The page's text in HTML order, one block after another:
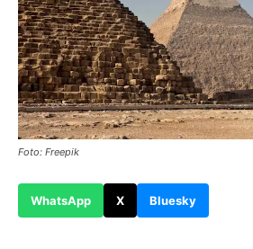
Foto: Freepik
WhatsApp X Bluesky